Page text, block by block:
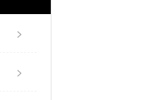
>
>